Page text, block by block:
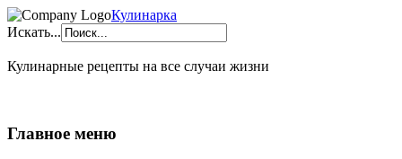
Кулинарка
Искать...
Кулинарные рецепты на все случаи жизни
Главное меню